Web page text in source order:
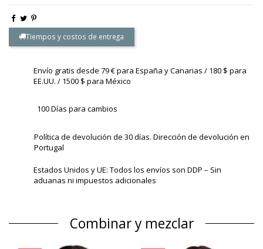
Tiempos y costos de entrega
Envío gratis desde 79 € para España y Canarias / 180 $ para
EE.UU. / 1500 $ para México
100 Días para cambios
Política de devolución de 30 días. Dirección de devolución en
Portugal
Estados Unidos y UE: Todos los envíos son DDP – Sin
aduanas ni impuestos adicionales
Combinar y mezclar